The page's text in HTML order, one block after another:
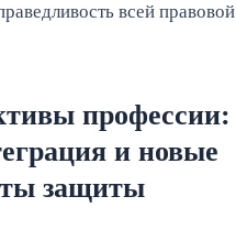
всей правовой
профессии:
и новые
защиты